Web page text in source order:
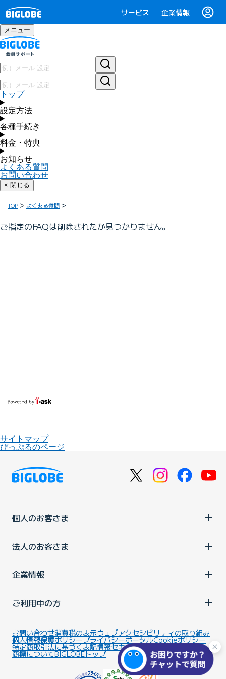
サービス 企業情報
メニュー
トップ
設定方法
各種手続き
料金・特典
お知らせ
よくある質問
お問い合わせ
× 閉じる
TOP よくある質問
ご指定のFAQは削除されたか見つかりません。
サイトマップ
びっぷるのページ
個人のお客さま
法人のお客さま
企業情報
ご利用中の方
お問い合わせ消費税の表示ウェブアクセシビリティの取り組み
個人情報保護ポリシープライバシーポータルCookieポリシー
特定商取引法に基づく表記情報セキュリティ基本方針
商標についてBIGLOBEトップ